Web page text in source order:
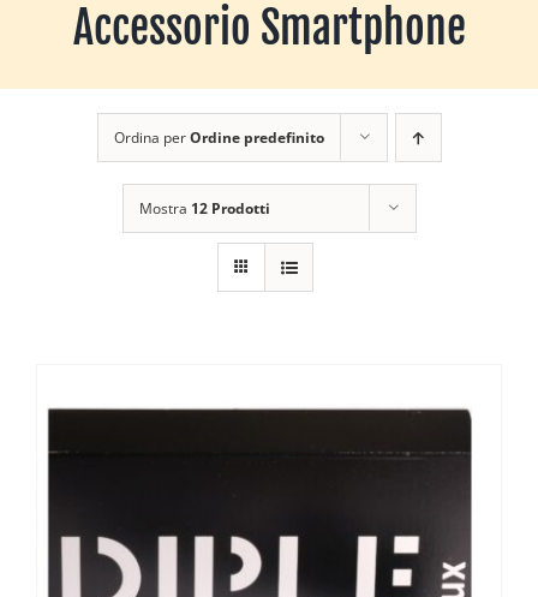
Accessorio Smartphone
Ordina perOrdine predefinito
Mostra 12 Prodotti